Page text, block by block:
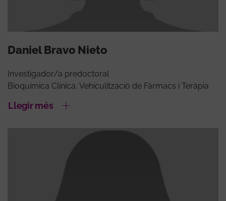
Daniel Bravo Nieto
Investigador/a predoctoral
Bioquímica Clínica, Vehiculització de Fàrmacs i Teràpia
Llegir més